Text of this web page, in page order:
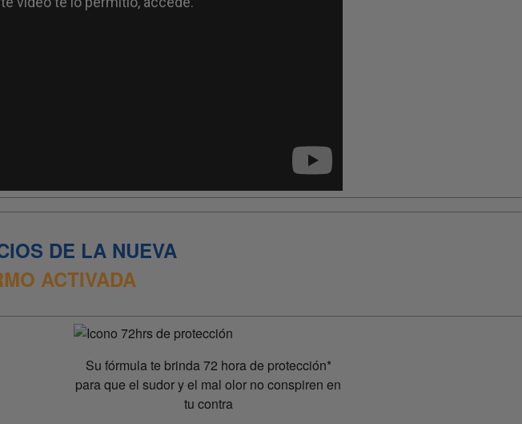
DE LA NUEVA
ACTIVADA
Su fórmula te brinda 72 hora de protección*
para que el sudor y el mal olor no conspiren en
tu contra